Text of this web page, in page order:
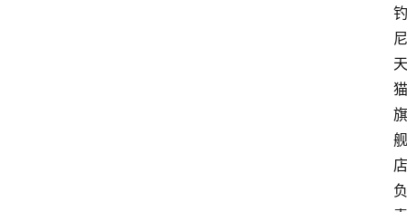
钓
尼
天
猫
旗
舰
店
负